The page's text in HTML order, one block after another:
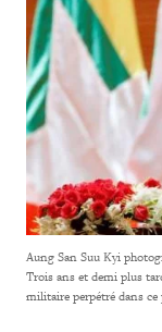
Aung San Suu Kyi
Trois ans et demi plus
militaire perpétré dans ce